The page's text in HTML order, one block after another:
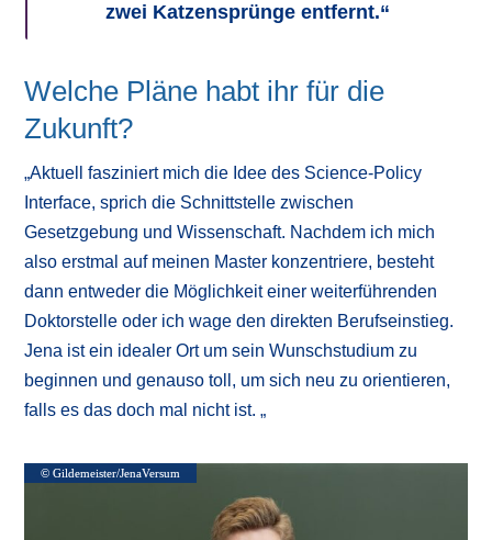
zwei Katzensprünge entfernt.“
Welche Pläne habt ihr für die
Zukunft?
„Aktuell fasziniert mich die Idee des Science-Policy
Interface, sprich die Schnittstelle zwischen
Gesetzgebung und Wissenschaft. Nachdem ich mich
also erstmal auf meinen Master konzentriere, besteht
dann entweder die Möglichkeit einer weiterführenden
Doktorstelle oder ich wage den direkten Berufseinstieg.
Jena ist ein idealer Ort um sein Wunschstudium zu
beginnen und genauso toll, um sich neu zu orientieren,
falls es das doch mal nicht ist. „
© Gildemeister/JenaVersum
© Gildemeister/JenaVersum